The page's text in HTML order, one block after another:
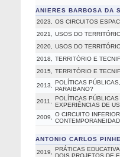
ANIERES BARBOSA DA
2023,
OS CIRCUITOS
2021,
USOS DO
2020,
USOS DO
2018,
TERRITÓRIO E
2015,
TERRITÓRIO E
2013,
POLÍTICAS
PARAIBANO?
2011,
POLÍTICAS
EXPERIÊNCIAS DE
2009,
O CIRCUITO
ANTONIO CARLOS
2019,
PRÁTICAS
DOIS PROJETOS DE